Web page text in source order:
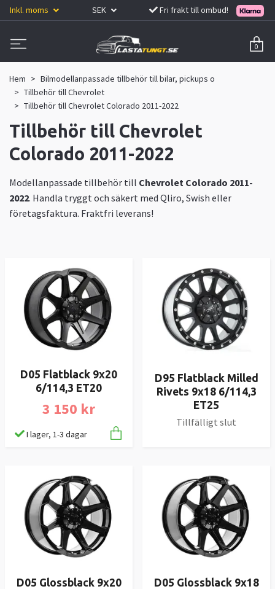
Inkl. moms SEK Fri frakt till ombud!
0
Hem
Bilmodellanpassade tillbehör till bilar, pickups o
Tillbehör till Chevrolet
Tillbehör till Chevrolet Colorado 2011-2022
Tillbehör till Chevrolet
Colorado 2011-2022
Modellanpassade tillbehör till Chevrolet Colorado 2011-
2022. Handla tryggt och säkert med Qliro, Swish eller
företagsfaktura. Fraktfri leverans!
D05 Flatblack 9x20
6/114,3 ET20
3 150 kr
I lager, 1-3 dagar
D95 Flatblack Milled
Rivets 9x18 6/114,3
ET25
Tillfälligt slut
D05 Glossblack 9x20
D05 Glossblack 9x18